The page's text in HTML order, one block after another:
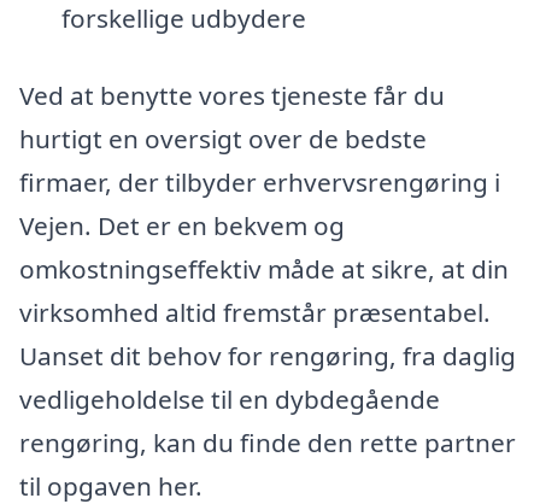
forskellige udbydere
Ved at benytte vores tjeneste får du
hurtigt en oversigt over de bedste
firmaer, der tilbyder erhvervsrengøring i
Vejen. Det er en bekvem og
omkostningseffektiv måde at sikre, at din
virksomhed altid fremstår præsentabel.
Uanset dit behov for rengøring, fra daglig
vedligeholdelse til en dybdegående
rengøring, kan du finde den rette partner
til opgaven her.